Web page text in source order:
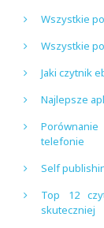
Wszystkie
Wszystkie
Jaki czytnik
Najlepsze
telefonie
Self
Top 12
skuteczniej